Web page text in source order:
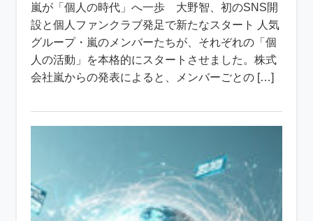
嵐が「個人の時代」へ一歩 大野智、初のSNS開
設と個人ファンクラブ発足で新たなスタート 人気
グループ・嵐のメンバーたちが、それぞれの「個
人の活動」を本格的にスタートさせました。株式
会社嵐からの発表によると、メンバーごとの […]